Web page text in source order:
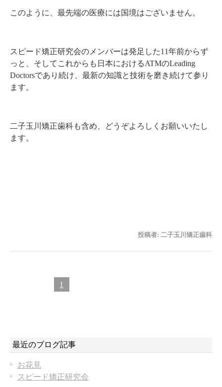
このように、最先端の医療には国境はございません。
スピード矯正研究会のメンバーは発足した11年前からず
っと、そしてこれからも日本におけるATMのLeading
Doctorsであり続け、最新の知識と技術を磨き続けて参り
ます。
二子玉川矯正歯科も含め、どうぞよろしくお願いいたし
ます。
投稿者: 二子玉川矯正歯科
1
最近のブログ記事
お花見
スピード矯正研究会